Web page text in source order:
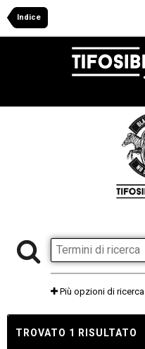
Indice
Più opzioni di ricerca
TROVATO 1 RISULTATO